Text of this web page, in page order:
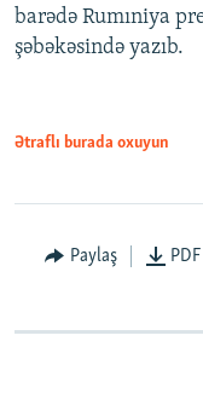
barədə Rumıniya
şəbəkəsində yazıb.
Ətraflı burada oxuyun
Paylaş PDF